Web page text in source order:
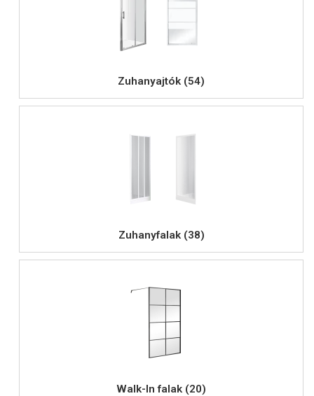
Zuhanyajtók (54)
Zuhanyfalak (38)
Walk-In falak (20)